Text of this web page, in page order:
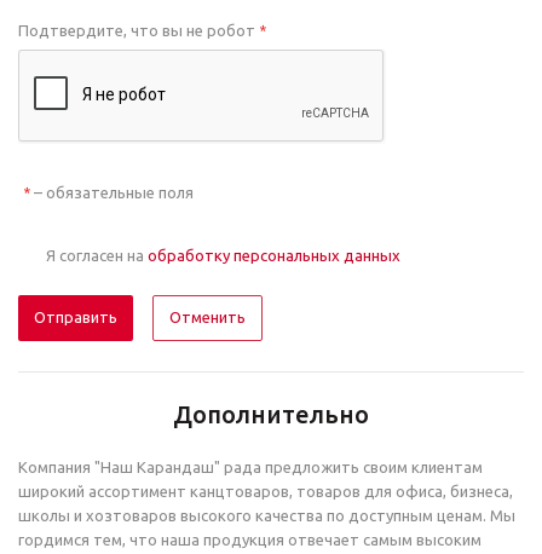
Подтвердите, что вы не робот *
* – обязательные поля
Я согласен на обработку персональных данных
Отменить
Дополнительно
Компания "Наш Карандаш" рада предложить своим клиентам
широкий ассортимент канцтоваров, товаров для офиса, бизнеса,
школы и хозтоваров высокого качества по доступным ценам. Мы
гордимся тем, что наша продукция отвечает самым высоким